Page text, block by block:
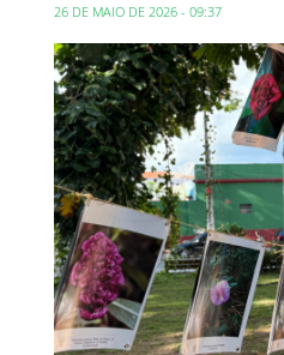
26 DE MAIO DE 2026 - 09:37